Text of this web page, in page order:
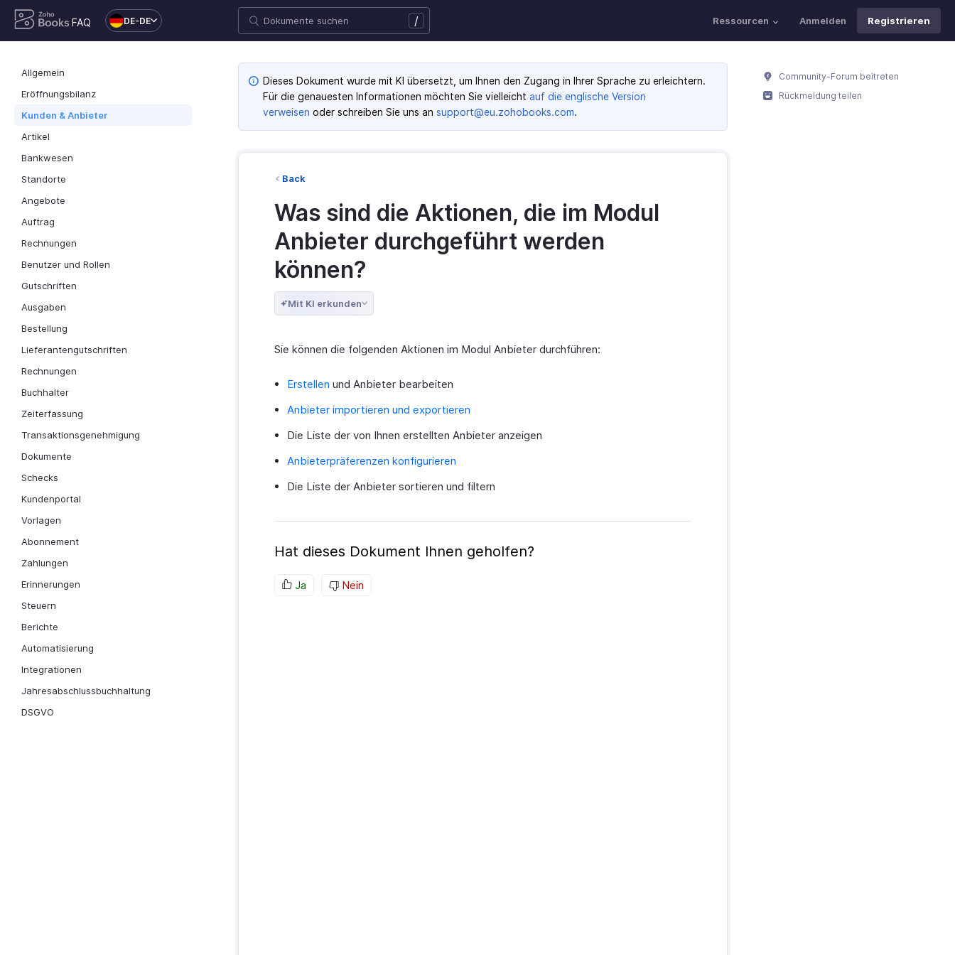
FAQ DE-DE / Ressourcen Anmelden Registrieren
Allgemein
Eröffnungsbilanz
Kunden & Anbieter
Artikel
Bankwesen
Standorte
Angebote
Auftrag
Rechnungen
Benutzer und Rollen
Gutschriften
Ausgaben
Bestellung
Lieferantengutschriften
Rechnungen
Buchhalter
Zeiterfassung
Transaktionsgenehmigung
Dokumente
Schecks
Kundenportal
Vorlagen
Abonnement
Zahlungen
Erinnerungen
Steuern
Berichte
Automatisierung
Integrationen
Jahresabschlussbuchhaltung
DSGVO
Dieses Dokument wurde mit KI übersetzt, um Ihnen den Zugang in Ihrer Sprache zu erleichtern.
Für die genauesten Informationen möchten Sie vielleicht auf die englische Version
verweisen oder schreiben Sie uns an support@eu.zohobooks.com.
Back
Was sind die Aktionen, die im Modul
Anbieter durchgeführt werden
können?
Mit KI erkunden
Sie können die folgenden Aktionen im Modul Anbieter durchführen:
Erstellen und Anbieter bearbeiten
Anbieter importieren und exportieren
Die Liste der von Ihnen erstellten Anbieter anzeigen
Anbieterpräferenzen konfigurieren
Die Liste der Anbieter sortieren und filtern
Hat dieses Dokument Ihnen geholfen?
Ja Nein
Community-Forum beitreten
Rückmeldung teilen